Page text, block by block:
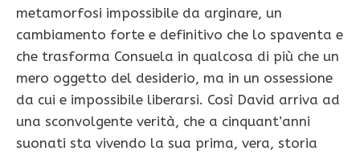
metamorfosi impossibile da arginare, un
cambiamento forte e definitivo che lo spaventa e
che trasforma Consuela in qualcosa di più che un
mero oggetto del desiderio, ma in un ossessione
da cui e impossibile liberarsi. Così David arriva ad
una sconvolgente verità, che a cinquant’anni
suonati sta vivendo la sua prima, vera, storia